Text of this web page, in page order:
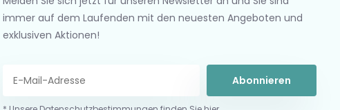
immer auf dem Laufenden mit den neuesten Angeboten und
exklusiven Aktionen!
Abonnieren